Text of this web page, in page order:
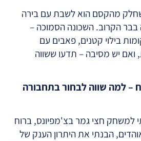
מהקסם הוא לשבת עם בירה
בבר הקרוב. השכונה הסמוכה –
בילוי קטנים, פאבים עם
ואם יש מסיבה – תדעו ששווה
– למה שווה לבחור בתחבורה
למשחק חצי גמר בצ'מפיונס, ברוח
הבנתי את היתרון הענק של